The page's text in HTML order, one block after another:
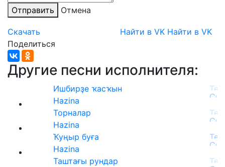
Отправить Отмена
Скачать Найти в VK Найти в VK
Поделиться
Другие песни исполнителя:
Ишбирҙе ҡасҡын
Hazina
Торналар
Hazina
Ҡуңыр буға
Hazina
Таштағы рундар